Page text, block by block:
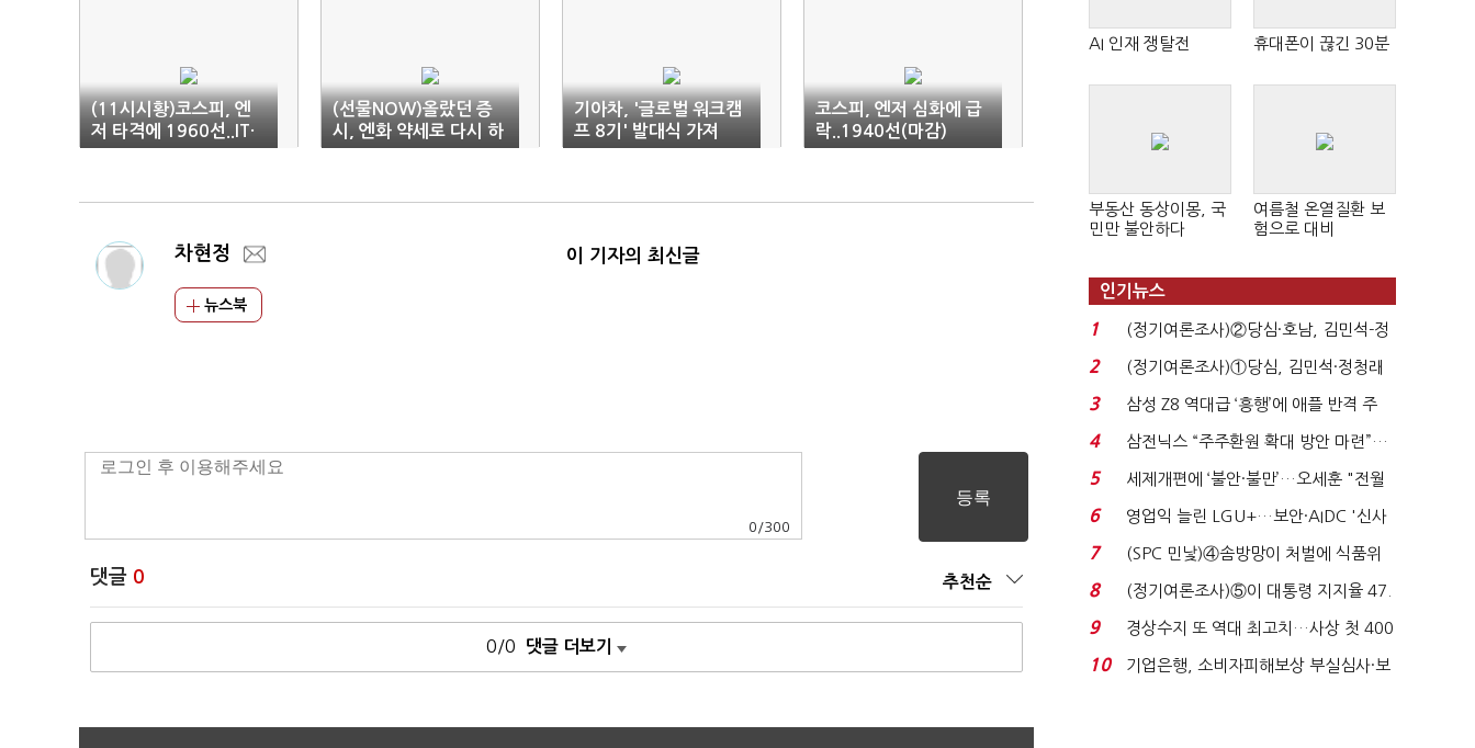
(11시시황)코스피, 엔
저 타격에 1960선..IT·
자동차 ↓
(선물NOW)올랐던 증
시, 엔화 약세로 다시 하
락세
기아차, '글로벌 워크캠
프 8기' 발대식 가져
코스피, 엔저 심화에 급
락..1940선(마감)
차현정
뉴스북
이 기자의 최신글
0 /300
댓글 0 추천순
0/0 댓글 더보기
AI 인재 쟁탈전 휴대폰이 끊긴 30분
부동산 동상이몽, 국
민만 불안하다
여름철 온열질환 보
험으로 대비
인기뉴스
1
(정기여론조사)②당심·호남, 김민석-정
청래 '초접전'...
2
(정기여론조사)①당심, 김민석·정청래
'초접전'…대통령 ...
3
삼성 Z8 역대급 ‘흥행’에 애플 반격 주
목…9월 ‘폴...
4
삼전닉스 “주주환원 확대 방안 마련”…
로이터에 성명...
5
세제개편에 ‘불안·불만’…오세훈 "전월
세 구하기 더 ...
6
영업익 늘린 LGU+…보안·AIDC '신사
업 드라이브'...
7
(SPC 민낯)④솜방망이 처벌에 식품위
생법 위반 반복...
8
(정기여론조사)⑤이 대통령 지지율 47.
7%…일주일 만에 ...
9
경상수지 또 역대 최고치…사상 첫 400
억달러에 '3% 성...
10
기업은행, 소비자피해보상 부실심사·보